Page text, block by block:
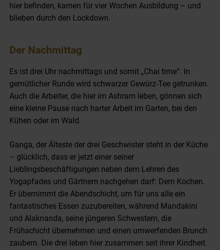
hier befinden, kamen für vier Wochen Ausbildung – und
blieben durch den Lockdown.
Der Nachmittag
Es ist drei Uhr nachmittags und somit „Chai time“. In
gemütlicher Runde wird schwarzer Gewürz-Tee getrunken.
Auch die Arbeiter, die hier im Ashram leben, gönnen sich
eine kleine Pause nach harter Arbeit im Garten, bei den
Kühen oder im Wald.
Ganga, der Älteste der drei Geschwister steht in der Küche
– glücklich, dass er jetzt einer seiner
Lieblingsbeschäftigungen neben dem Lehren des
Yogapfades und Gärtnern nachgehen darf: Dem Kochen.
Er übernimmt die Abendschicht, um für uns alle ein
fantastisches Essen zuzubereiten, während Mandakini
und Alaknanda, seine jüngeren Schwestern, die
Frühschicht übernehmen und einen umwerfenden Brunch
zaubern. Die drei leben hier zusammen seit ihrer Kindheit.